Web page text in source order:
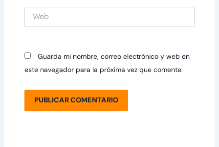
Guarda mi nombre, correo electrónico y web en
este navegador para la próxima vez que comente.